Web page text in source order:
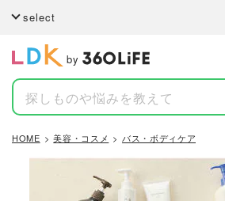
select
by
HOME 美容・コスメ バス・ボディケア